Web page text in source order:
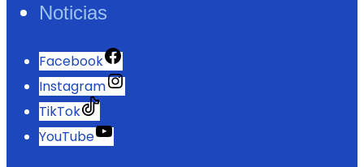
Noticias
Facebook
Instagram
TikTok
YouTube